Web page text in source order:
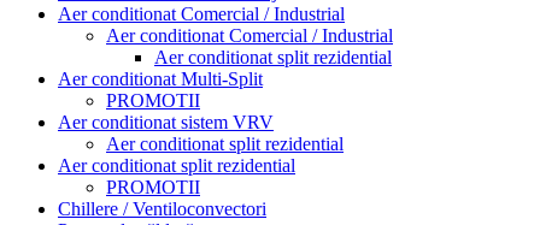
Aer conditionat Comercial / Industrial
Aer conditionat Comercial / Industrial
Aer conditionat split rezidential
Aer conditionat Multi-Split
PROMOTII
Aer conditionat sistem VRV
Aer conditionat split rezidential
Aer conditionat split rezidential
PROMOTII
Chillere / Ventiloconvectori